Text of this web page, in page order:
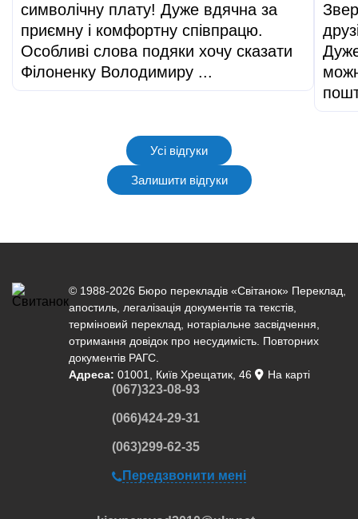
символічну плату! Дуже вдячна за
приємну і комфортну співпрацю.
Особливі слова подяки хочу сказати
Філоненку Володимиру ...
Усі відгуки
Залишити відгуки
© 1988-2026 Бюро перекладів «Світанок» Переклад
апостиль легалізація документів та текстів,
терміновий переклад
нотаріальне засвідчення
отримання довідок про несудимість. Повторних
документів РАГС.
Адреса: 01001, Київ Хрещатик, 46 На карті
(067)323-08-93
(066)424-29-31
(063)299-62-35
Передзвонити мені